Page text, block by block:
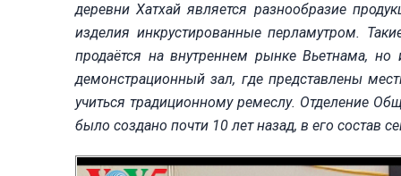
деревни Хатхай является разнообразие
изделия инкрустированные перламутром.
продаётся на внутреннем рынке Вьетнама,
демонстрационный зал, где представлены
учиться традиционному ремеслу. Отделение
было создано почти 10 лет назад, в его состав